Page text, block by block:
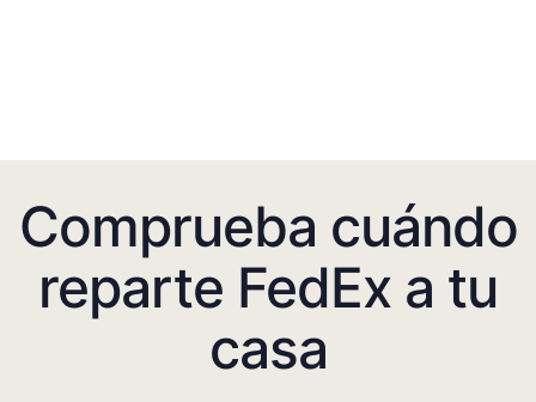
Comprueba cuándo
reparte FedEx a tu
casa